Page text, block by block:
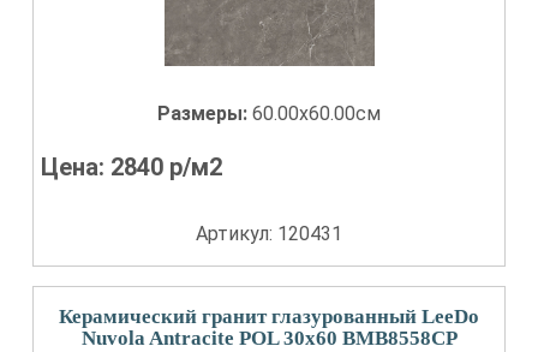
Размеры: 60.00x60.00см
Цена: 2840 р/м2
Артикул: 120431
Керамический гранит глазурованный LeeDo
Nuvola Antracite POL 30x60 BMB8558CP